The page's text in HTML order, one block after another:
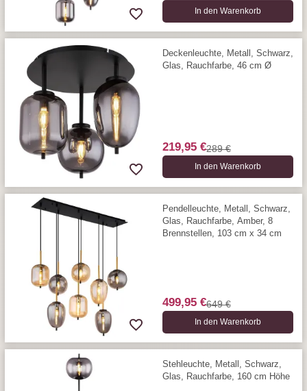
In den Warenkorb
Deckenleuchte, Metall, Schwarz,
Glas, Rauchfarbe, 46 cm Ø
219,95 €289 €
In den Warenkorb
Pendelleuchte, Metall, Schwarz,
Glas, Rauchfarbe, Amber, 8
Brennstellen, 103 cm x 34 cm
499,95 €649 €
In den Warenkorb
Stehleuchte, Metall, Schwarz,
Glas, Rauchfarbe, 160 cm Höhe